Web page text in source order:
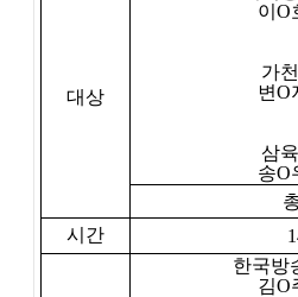
대상
이 O
가
변O
삼
송O
시간
한국방
김O